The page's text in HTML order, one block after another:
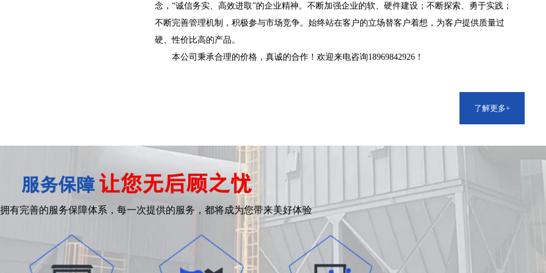
念，“诚信务实、高效进取”的企业精神。不断加强企业的软、硬件建设；不断探索、勇于实践；
不断完善管理机制，积极参与市场竞争。始终站在客户的立场替客户着想，为客户提供质量过
硬、性价比高的产品。
本公司秉承合理的价格，真诚的合作！欢迎来电咨询18969842926！
了解更多+
服务保障 让您无后顾之忧
有完善的服务保障体系，每一次提供的服务，都将成为您带来美好体验